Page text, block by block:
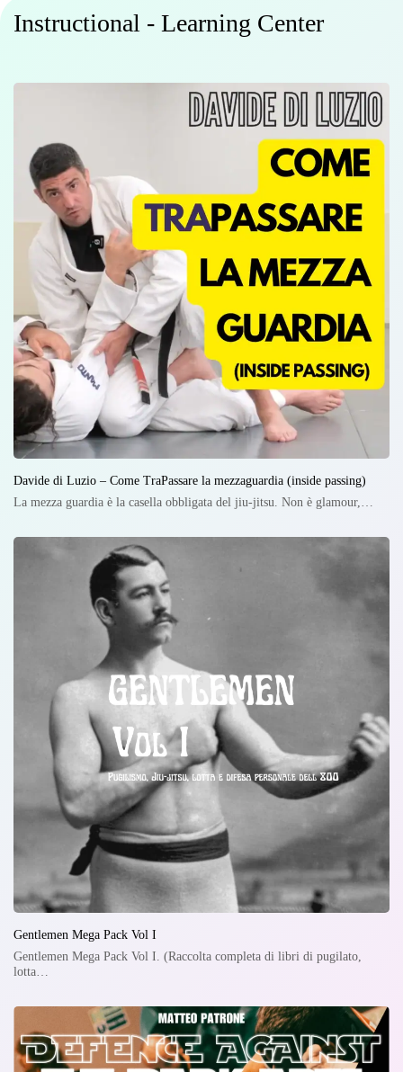
Instructional - Learning Center
Davide di Luzio – Come TraPassare la mezzaguardia (inside passing)
La mezza guardia è la casella obbligata del jiu-jitsu. Non è glamour,…
Gentlemen Mega Pack Vol I
Gentlemen Mega Pack Vol I. (Raccolta completa di libri di pugilato,
lotta…